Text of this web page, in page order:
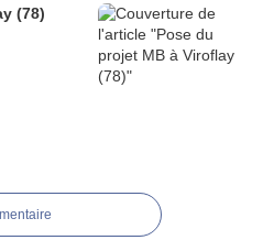
(78)